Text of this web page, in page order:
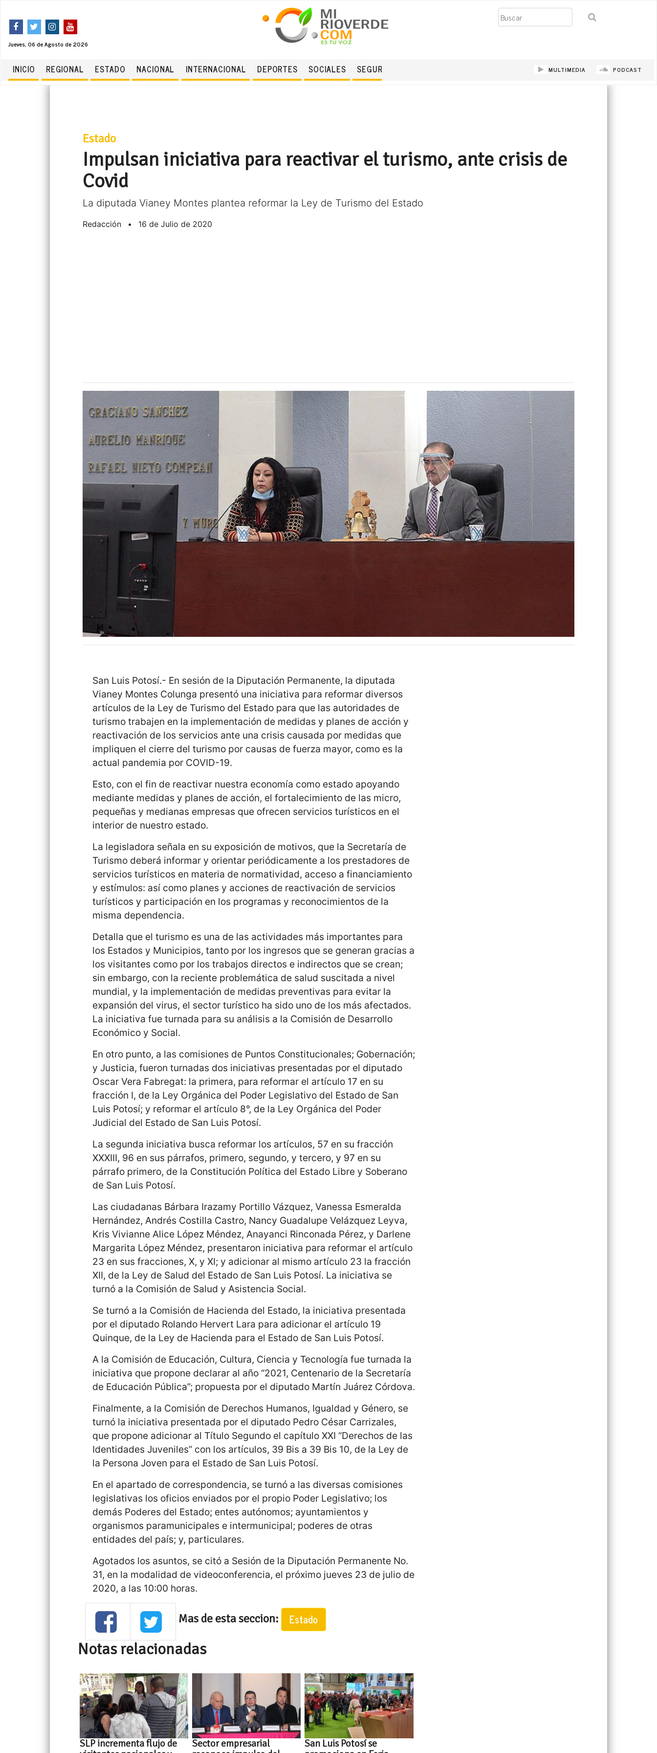
Jueves, 06 de Agosto de 2026
Buscar
INICIO REGIONAL ESTADO NACIONAL INTERNACIONAL DEPORTES SOCIALES SEGURIDAD MULTIMEDIA PODCAST
Estado
Impulsan iniciativa para reactivar el turismo, ante crisis de
Covid
La diputada Vianey Montes plantea reformar la Ley de Turismo del Estado
Redacción • 16 de Julio de 2020
San Luis Potosí.- En sesión de la Diputación Permanente, la diputada
Vianey Montes Colunga presentó una iniciativa para reformar diversos
artículos de la Ley de Turismo del Estado para que las autoridades de
turismo trabajen en la implementación de medidas y planes de acción y
reactivación de los servicios ante una crisis causada por medidas que
impliquen el cierre del turismo por causas de fuerza mayor, como es la
actual pandemia por COVID-19.
Esto, con el fin de reactivar nuestra economía como estado apoyando
mediante medidas y planes de acción, el fortalecimiento de las micro,
pequeñas y medianas empresas que ofrecen servicios turísticos en el
interior de nuestro estado.
La legisladora señala en su exposición de motivos, que la Secretaría de
Turismo deberá informar y orientar periódicamente a los prestadores de
servicios turísticos en materia de normatividad, acceso a financiamiento
y estímulos: así como planes y acciones de reactivación de servicios
turísticos y participación en los programas y reconocimientos de la
misma dependencia.
Detalla que el turismo es una de las actividades más importantes para
los Estados y Municipios, tanto por los ingresos que se generan gracias a
los visitantes como por los trabajos directos e indirectos que se crean;
sin embargo, con la reciente problemática de salud suscitada a nivel
mundial, y la implementación de medidas preventivas para evitar la
expansión del virus, el sector turístico ha sido uno de los más afectados.
La iniciativa fue turnada para su análisis a la Comisión de Desarrollo
Económico y Social.
En otro punto, a las comisiones de Puntos Constitucionales; Gobernación;
y Justicia, fueron turnadas dos iniciativas presentadas por el diputado
Oscar Vera Fabregat: la primera, para reformar el artículo 17 en su
fracción I, de la Ley Orgánica del Poder Legislativo del Estado de San
Luis Potosí; y reformar el artículo 8°, de la Ley Orgánica del Poder
Judicial del Estado de San Luis Potosí.
La segunda iniciativa busca reformar los artículos, 57 en su fracción
XXXIII, 96 en sus párrafos, primero, segundo, y tercero, y 97 en su
párrafo primero, de la Constitución Política del Estado Libre y Soberano
de San Luis Potosí.
Las ciudadanas Bárbara Irazamy Portillo Vázquez, Vanessa Esmeralda
Hernández, Andrés Costilla Castro, Nancy Guadalupe Velázquez Leyva,
Kris Vivianne Alice López Méndez, Anayanci Rinconada Pérez, y Darlene
Margarita López Méndez, presentaron iniciativa para reformar el artículo
23 en sus fracciones, X, y XI; y adicionar al mismo artículo 23 la fracción
XII, de la Ley de Salud del Estado de San Luis Potosí. La iniciativa se
turnó a la Comisión de Salud y Asistencia Social.
Se turnó a la Comisión de Hacienda del Estado, la iniciativa presentada
por el diputado Rolando Hervert Lara para adicionar el artículo 19
Quinque, de la Ley de Hacienda para el Estado de San Luis Potosí.
A la Comisión de Educación, Cultura, Ciencia y Tecnología fue turnada la
iniciativa que propone declarar al año “2021, Centenario de la Secretaría
de Educación Pública”; propuesta por el diputado Martín Juárez Córdova.
Finalmente, a la Comisión de Derechos Humanos, Igualdad y Género, se
turnó la iniciativa presentada por el diputado Pedro César Carrizales,
que propone adicionar al Título Segundo el capítulo XXI “Derechos de las
Identidades Juveniles” con los artículos, 39 Bis a 39 Bis 10, de la Ley de
la Persona Joven para el Estado de San Luis Potosí.
En el apartado de correspondencia, se turnó a las diversas comisiones
legislativas los oficios enviados por el propio Poder Legislativo; los
demás Poderes del Estado; entes autónomos; ayuntamientos y
organismos paramunicipales e intermunicipal; poderes de otras
entidades del país; y, particulares.
Agotados los asuntos, se citó a Sesión de la Diputación Permanente No.
31, en la modalidad de videoconferencia, el próximo jueves 23 de julio de
2020, a las 10:00 horas.
Mas de esta seccion: Estado
Notas relacionadas
SLP incrementa flujo de
Sector empresarial
San Luis Potosí se